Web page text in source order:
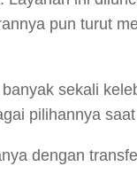
pun turut
sekali
pilihannya
dengan